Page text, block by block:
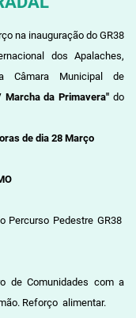
na inauguração do GR38
dos Apalaches,
Câmara Municipal de
Marcha da Primavera" do
de dia 28 Março
Pedestre GR38
de Comunidades com a
Reforço alimentar.